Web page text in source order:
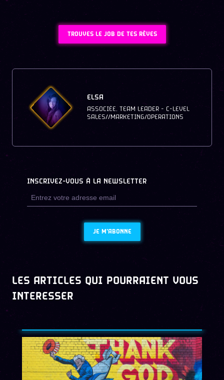
TROUVES LE JOB DE TES RÊVES
ELSA
ASSOCIÉE, TEAM LEADER - C-LEVEL
SALES//MARKETING/OPERATIONS
INSCRIVEZ-VOUS À LA NEWSLETTER
JE M'ABONNE
LES ARTICLES QUI POURRAIENT VOUS
INTERESSER